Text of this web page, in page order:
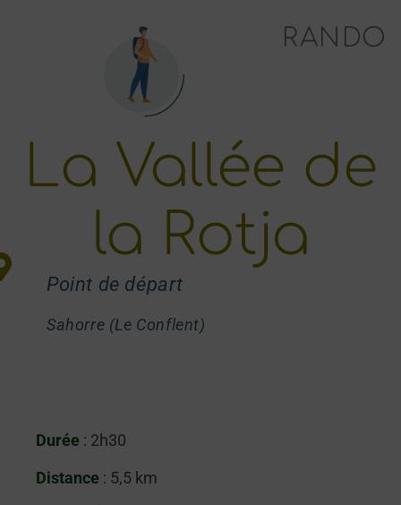
RANDO
La Vallée de
la Rotja
Point de départ
Sahorre (Le Conflent)
Durée : 2h30
Distance : 5,5 km